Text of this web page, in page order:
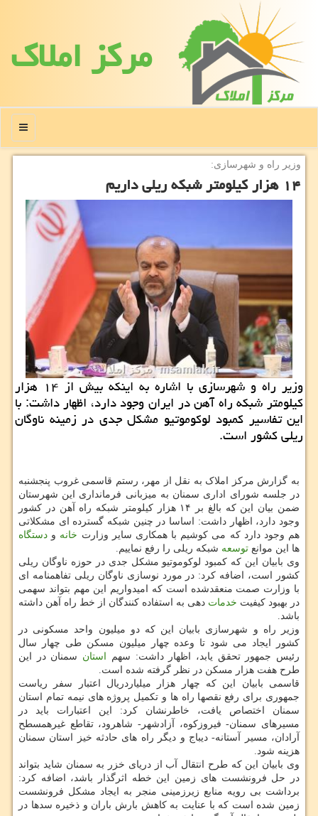
مركز املاك
منو
وزیر راه و شهرسازی:
۱۴ هزار کیلومتر شبکه ریلی داریم
وزیر راه و شهرسازی با اشاره به اینکه بیش از ۱۴ هزار
کیلومتر شبکه راه آهن در ایران وجود دارد، اظهار داشت: با
این تفاسیر کمبود لوکوموتیو مشکل جدی در زمینه ناوگان
ریلی کشور است.
به گزارش مرکز املاک به نقل از مهر، رستم قاسمی غروب پنجشنبه
در جلسه شورای اداری سمنان به میزبانی فرمانداری این شهرستان
ضمن بیان این که بالغ بر ۱۴ هزار کیلومتر شبکه راه آهن در کشور
وجود دارد، اظهار داشت: اساسا در چنین شبکه گسترده ای مشکلاتی
هم وجود دارد که می کوشیم با همکاری سایر وزارت خانه و دستگاه
ها این موانع توسعه شبکه ریلی را رفع نماییم.
وی بابیان این که کمبود لوکوموتیو مشکل جدی در حوزه ناوگان ریلی
کشور است، اضافه کرد: در مورد نوسازی ناوگان ریلی تفاهمنامه ای
با وزارت صمت منعقدشده است که امیدواریم این مهم بتواند سهمی
در بهبود کیفیت خدمات دهی به استفاده کنندگان از خط راه آهن داشته
باشد.
وزیر راه و شهرسازی بابیان این که دو میلیون واحد مسکونی در
کشور ایجاد می شود تا وعده چهار میلیون مسکن طی چهار سال
رئیس جمهور تحقق یابد، اظهار داشت: سهم
استان سمنان در این
طرح هفت هزار مسکن در نظر گرفته شده است.
قاسمی بابیان این که چهار هزار میلیاردریال اعتبار سفر ریاست
جمهوری برای رفع نقصها راه ها و تکمیل پروژه های نیمه تمام استان
سمنان اختصاص یافت، خاطرنشان کرد: این اعتبارات باید در
مسیرهای سمنان- فیروزکوه، آزادشهر- شاهرود، تقاطع غیرهمسطح
آرادان، مسیر آستانه- دیباج و دیگر راه های حادثه خیز استان سمنان
هزینه شود.
وی بابیان این که طرح انتقال آب از دریای خزر به سمنان شاید بتواند
در حل فرونشست های زمین این خطه اثرگذار باشد، اضافه کرد:
برداشت بی رویه منابع زیرزمینی منجر به ایجاد مشکل فرونشست
زمین شده است که با عنایت به کاهش بارش باران و ذخیره سدها در